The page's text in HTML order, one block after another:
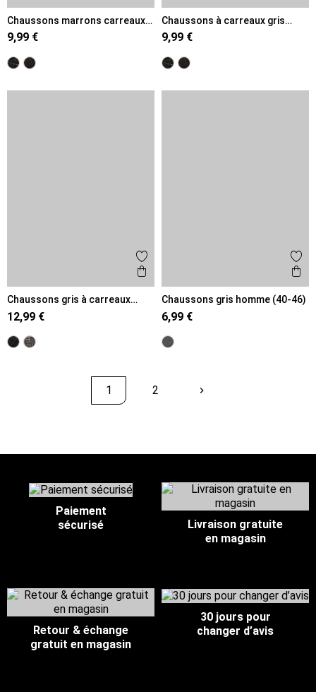
Chaussons marrons carreaux
homme (41-46)
9,99 €
Chaussons à carreaux gris
homme (41-46)
9,99 €
Ajouter aux favoris
Aperçu rapide
Chaussons gris à carreaux
homme (40-46)
12,99 €
Chaussons gris homme (40-46)
6,99 €
1 2 keyboard_arrow_rightSuivant
Paiement
sécurisé
Livraison gratuite
en magasin
Retour & échange
gratuit en magasin
30 jours pour
changer d’avis